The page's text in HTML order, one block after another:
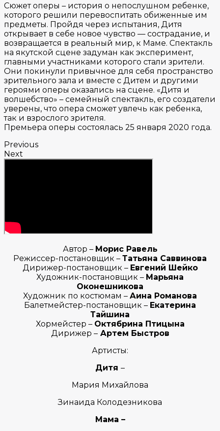
Сюжет оперы – история о непослушном ребенке,
которого решили перевоспитать обиженные им
предметы. Пройдя через испытания, Дитя
открывает в себе новое чувство — сострадание, и
возвращается в реальный мир, к Маме. Спектакль
на якутской сцене задуман как эксперимент,
главными участниками которого стали зрители.
Они покинули привычное для себя пространство
зрительного зала и вместе с Дитем и другими
героями оперы оказались на сцене. «Дитя и
волшебство» – семейный спектакль, его создатели
уверены, что опера сможет увлечь как ребенка,
так и взрослого зрителя.
Премьера оперы состоялась 25 января 2020 года.
Previous
Next
Автор – Морис Равель
Режиссер-постановщик – Татьяна Саввинова
Дирижер-постановщик – Евгений Шейко
Художник-постановщик – Марьяна
Оконешникова
Художник по костюмам – Аина Романова
Балетмейстер-постановщик – Екатерина
Тайшина
Хормейстер – Октябрина Птицына
Дирижер –Артем Быстров
Артисты:
Дитя –
Мария Михайлова
Зинаида Колодезникова
Мама –